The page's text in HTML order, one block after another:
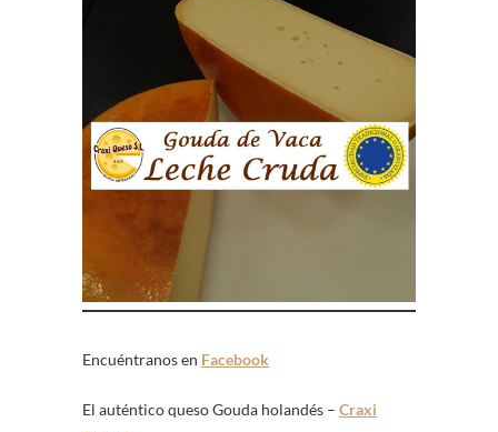
Encuéntranos en Facebook
El auténtico queso Gouda holandés – Craxi